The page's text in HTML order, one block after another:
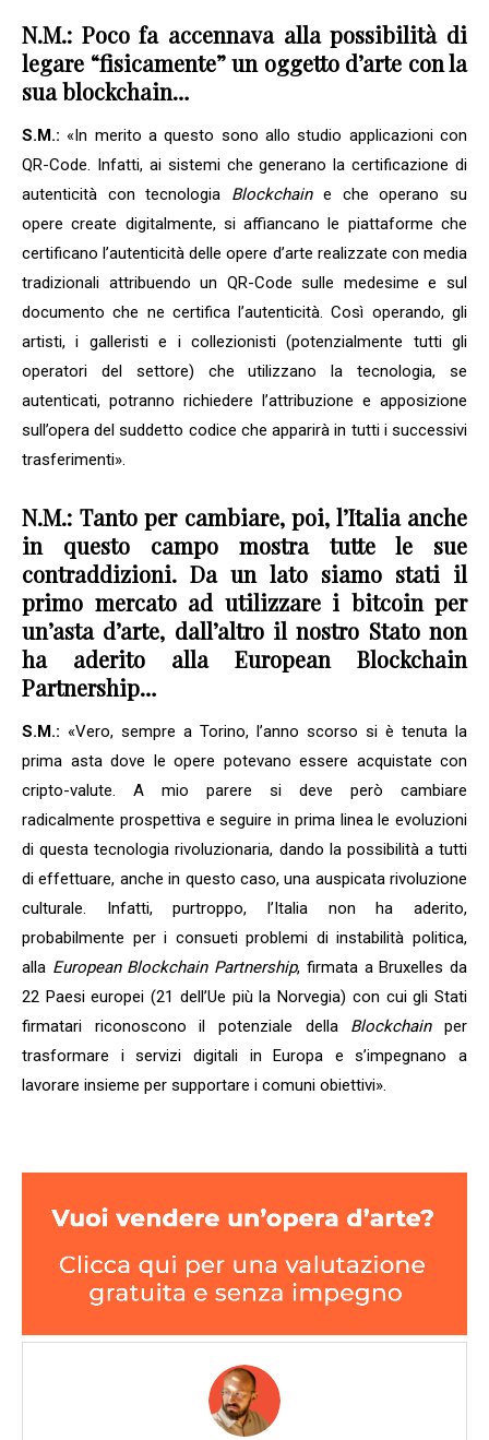
N.M.: Poco fa accennava alla possibilità di
legare “fisicamente” un oggetto d’arte con la
sua blockchain…
S.M.: «In merito a questo sono allo studio applicazioni con
QR-Code. Infatti, ai sistemi che generano la certificazione di
autenticità con tecnologia Blockchaine che operano su
opere create digitalmente, si affiancano le piattaforme che
certificano l’autenticità delle opere d’arte realizzate con media
tradizionali attribuendo un QR-Code sulle medesime e sul
documento che ne certifica l’autenticità. Così operando, gli
artisti, i galleristi e i collezionisti (potenzialmente tutti gli
operatori del settore) che utilizzano la tecnologia, se
autenticati, potranno richiedere l’attribuzione e apposizione
sull’opera del suddetto codice che apparirà in tutti i successivi
trasferimenti».
N.M.: Tanto per cambiare, poi, l’Italia anche
in questo campo mostra tutte le sue
contraddizioni. Da un lato siamo stati il
primo mercato ad utilizzare i bitcoin per
un’asta d’arte, dall’altro il nostro Stato non
ha aderito alla European Blockchain
Partnership…
S.M.: «Vero, sempre a Torino, l’anno scorso si è tenuta la
prima asta dove le opere potevano essere acquistate con
cripto-valute. A mio parere si deve però cambiare
radicalmente prospettiva e seguire in prima linea le evoluzioni
di questa tecnologia rivoluzionaria, dando la possibilità a tutti
di effettuare, anche in questo caso, una auspicata rivoluzione
culturale. Infatti, purtroppo, l’Italia non ha aderito,
probabilmente per i consueti problemi di instabilità politica,
alla European Blockchain Partnership, firmata a Bruxelles da
22 Paesi europei (21 dell’Ue più la Norvegia) con cui gli Stati
firmatari riconoscono il potenziale della Blockchainper
trasformare i servizi digitali in Europa e s’impegnano a
lavorare insieme per supportare i comuni obiettivi».